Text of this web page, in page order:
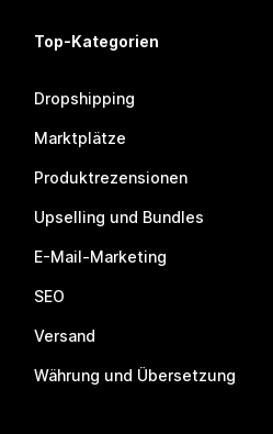
Top-Kategorien
Dropshipping
Marktplätze
Produktrezensionen
Upselling und Bundles
E-Mail-Marketing
SEO
Versand
Währung und Übersetzung